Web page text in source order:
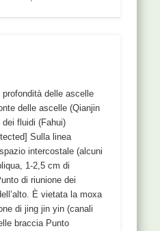
delle ascelle
delle ascelle (Qianjin
fluidi (Fahui)
Sulla linea
intercostale (alcuni
1-2,5 cm di
di riunione dei
È vietata la moxa
di jing jin yin (canali
braccia Punto